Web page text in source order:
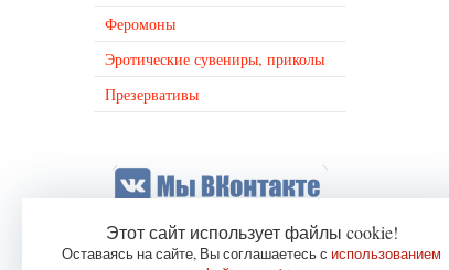
Феромоны
Эротические сувениры, приколы
Презервативы
Этот сайт использует файлы cookie!
Оставаясь на сайте, Вы соглашаетесь с использованием